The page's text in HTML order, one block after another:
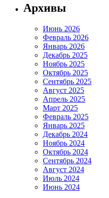
Архивы
Июнь 2026
Февраль 2026
Январь 2026
Декабрь 2025
Ноябрь 2025
Октябрь 2025
Сентябрь 2025
Август 2025
Апрель 2025
Март 2025
Февраль 2025
Январь 2025
Декабрь 2024
Ноябрь 2024
Октябрь 2024
Сентябрь 2024
Август 2024
Июль 2024
Июнь 2024